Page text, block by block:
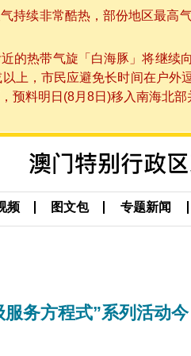
持续非常酷热，部份地区最高
的热带气旋「白海豚」将继
上，市民应避免长时间在户外
预料明日(8月8日)移入南海北
频 图文包 专题新闻
服务方程式”系列活动